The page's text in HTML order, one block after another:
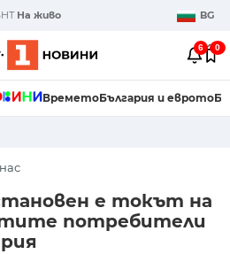
На живо BG
6 0
ВреметоБългария и еврото
е токът на
потребители